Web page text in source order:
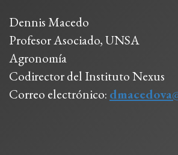
Dennis Macedo
Profesor Asociado, UNSA
Agronomía
Codirector del Instituto Nexus
Correo electrónico: